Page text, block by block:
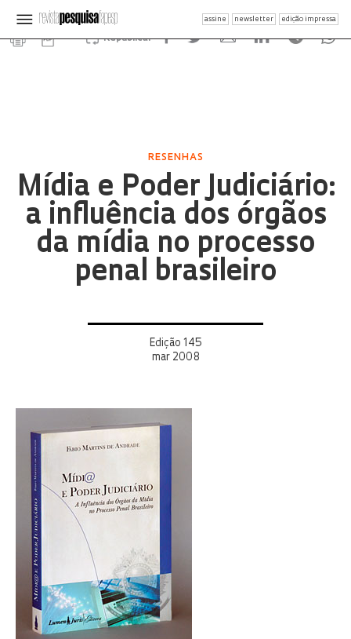
assine newsletter edição impressa
Republicar
RESENHAS
Mídia e Poder Judiciário:
a influência dos órgãos
da mídia no processo
penal brasileiro
Edição 145
mar 2008